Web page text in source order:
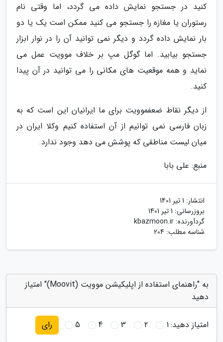
کنید در جستجو نمایش داده می گردد، اما وقتی نام
رستوران یا مغازه را جستجو می کنید ممکن است یک یا دو
بار نمایش داده گردد و دیگر نمی توانید آن را در نوار ابزار
جستجو بیابید. اما گوگل مپ بر خلاف موویت عمل می
نماید و همه موقعیت های مکانی را می توانید در آن پیدا
کنید.
از دیگر نقاط ضعفموویت برای ما ایرانیان این است که به
زبان فارسی نمی توانیم از آن استفاده کنیم وکلا ایران در
میان لیست مناطقی که پوشش می دهد وجود ندارد.
منبع: علی بابا
انتشار: 1 تیر 1401
بروزرسانی: 1 تیر 1401
گردآورنده: kbazmoon.ir
شناسه مطلب: 204
به "راهنمای استفاده از اپلیکیشن موویت (Moovit)" امتیاز
دهید
امتیاز دهید:1
2
3
4
5 رای